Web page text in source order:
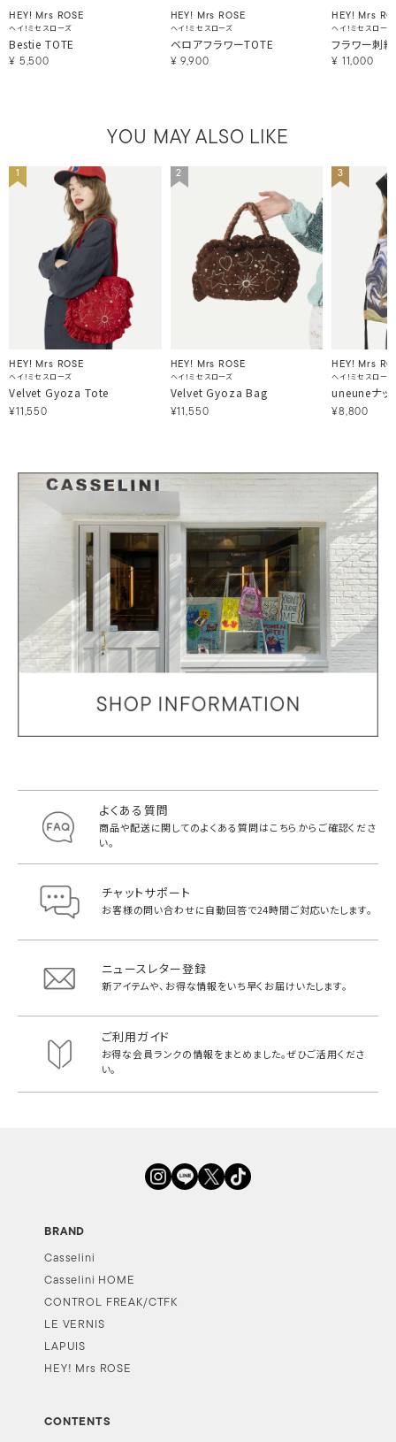
HEY! Mrs ROSE
ヘイ！ミセスローズ
Bestie TOTE
¥ 5,500
HEY! Mrs ROSE
ヘイ！ミセスローズ
ベロアフラワーTOTE
¥ 9,900
HEY! Mrs
ヘイ！ミセスローズ
フラワー刺繍
¥ 11,000
YOU MAY ALSO LIKE
1
HEY! Mrs ROSE
ヘイ！ミセスローズ
Velvet Gyoza Tote
¥11,550
2
HEY! Mrs ROSE
ヘイ！ミセスローズ
Velvet Gyoza Bag
¥11,550
3
HEY! Mrs
ヘイ！ミセスローズ
uneuneナッ
¥8,800
よくある質問
商品や配送に関してのよくある質問はこちらからご確認くださ
い。
チャットサポート
お客様の問い合わせに自動回答で24時間ご対応いたします。
ニュースレター登録
新アイテムや、お得な情報をいち早く お届けいたします。
ご利用ガイド
お得な会員ランクの情報をまとめました。ぜひご活用くださ
い。
BRAND
Casselini
Casselini HOME
CONTROL FREAK/CTFK
LE VERNIS
LAPUIS
HEY! Mrs ROSE
CONTENTS